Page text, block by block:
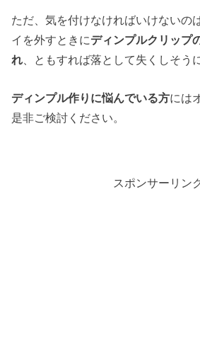
ただ、気を付けなければいけないの
イを外すときにディンプルクリップ
れ 、ともすれば落として失くしそう
ディンプル作りに悩んでいる方には
是非ご検討ください。
スポンサーリン